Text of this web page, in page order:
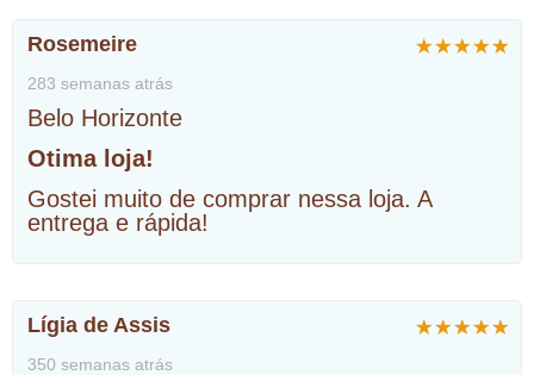
Rosemeire
283 semanas atrás
Belo Horizonte
Otima loja!
Gostei muito de comprar nessa loja. A
entrega e rápida!
Lígia de Assis
350 semanas atrás